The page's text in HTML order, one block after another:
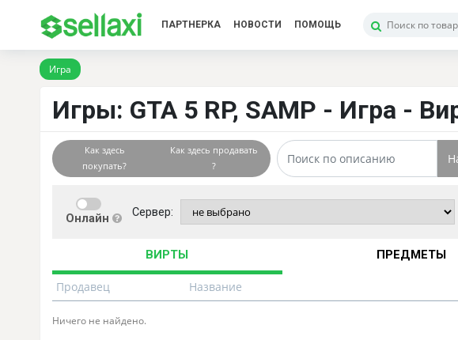
ПАРТНЕРКА НОВОСТИ ПОМОЩЬ
Игра
Игры: GTA 5 RP, SAMP - Игра -
Как здесь
покупать?
Как здесь продавать
?
Онлайн Сервер:
ВИРТЫ ПРЕДМЕТЫ
Продавец Название
Ничего не найдено.